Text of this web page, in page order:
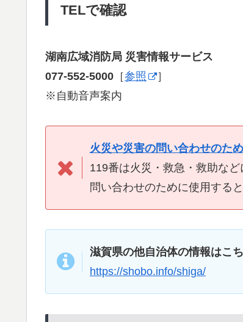
TELで確認
湖南広域消防局 災害情報サービス
077-552-5000 ［参照
］
※自動音声案内
火災や災害の問い合わせのた
119番は火災・救急・救助な
問い合わせのために使用する
滋賀県の他自治体の情報はこ
https://shobo.info/shiga/